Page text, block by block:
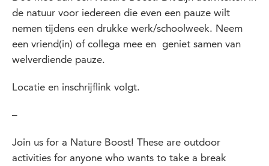
de natuur voor iedereen die even een pauze wilt
nemen tijdens een drukke werk/schoolweek. Neem
een vriend(in) of collega mee en geniet samen van
welverdiende pauze.
Locatie en inschrijflink volgt.
–
Join us for a Nature Boost! These are outdoor
activities for anyone who wants to take a break